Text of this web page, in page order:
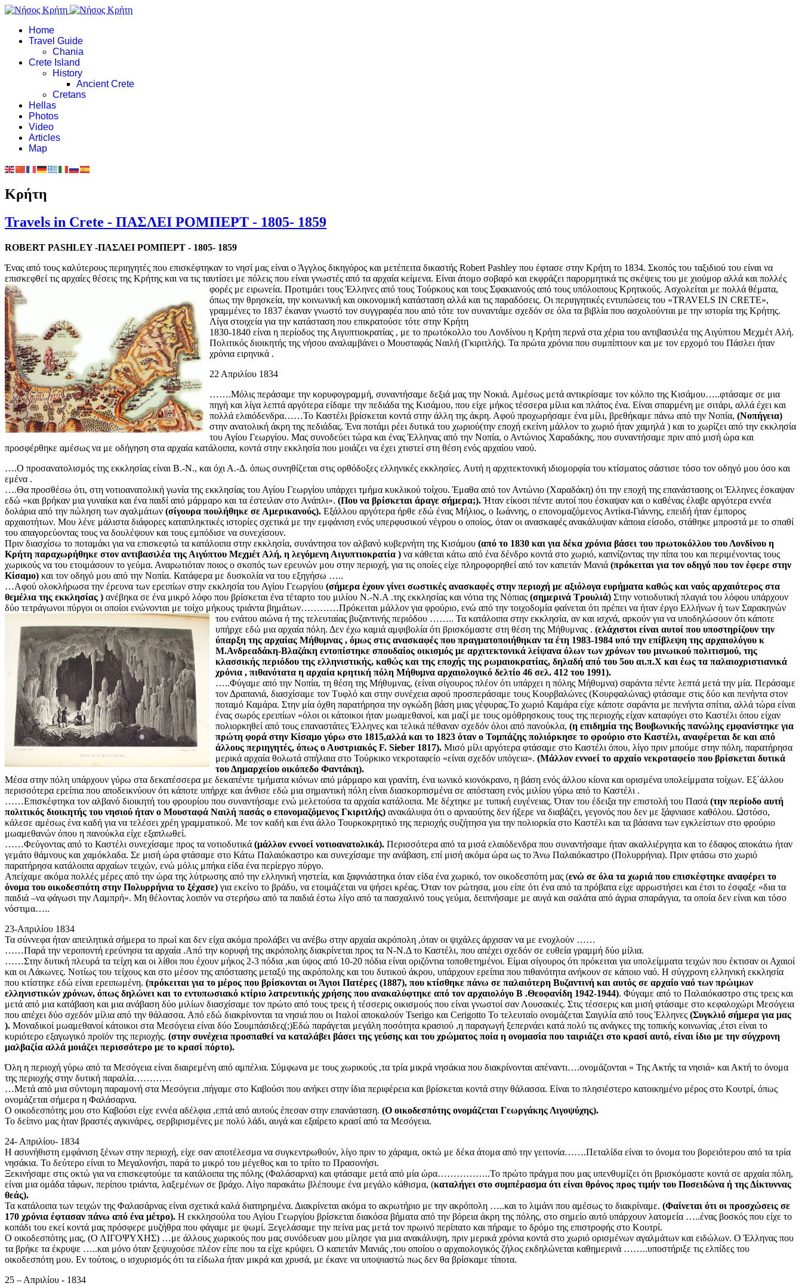
Home
Travel Guide
Chania
Crete Island
History
Ancient Crete
Cretans
Hellas
Photos
Video
Articles
Map
Κρήτη
Travels in Crete - ΠΑΣΛΕΙ ΡΟΜΠΕΡΤ - 1805- 1859
ROBERT PASHLEY -ΠΑΣΛΕΙ ΡΟΜΠΕΡΤ - 1805- 1859
Ένας από τους καλύτερους περιηγητές που επισκέφτηκαν το νησί μας είναι ο Άγγλος δικηγόρος και μετέπειτα δικαστής Robert Pashley που έφτασε στην Κρήτη τo 1834. Σκοπός του ταξιδιού του είναι να
επισκεφθεί τις αρχαίες θέσεις της Κρήτης και να τις ταυτίσει με πόλεις που είναι γνωστές από τα αρχαία κείμενα. Είναι άτομο σοβαρό και εκφράζει παρορμητικά τις σκέψεις του με χιούμορ αλλά και πολλές
φορές με ειρωνεία. Προτιμάει τους Έλληνες από τους Τούρκους και τους Σφακιανούς από τους υπόλοιπους Κρητικούς. Ασχολείται με πολλά θέματα,
όπως την θρησκεία, την κοινωνική και οικονομική κατάσταση αλλά και τις παραδόσεις. Οι περιηγητικές εντυπώσεις του «TRAVELS IN CRETE»,
γραμμένες το 1837 έκαναν γνωστό τον συγγραφέα που από τότε τον συναντάμε σχεδόν σε όλα τα βιβλία που ασχολούνται με την ιστορία της Κρήτης.
Λίγα στοιχεία για την κατάσταση που επικρατούσε τότε στην Κρήτη
1830-1840 είναι η περίοδος της Αιγυπτιοκρατίας , με το πρωτόκολλο του Λονδίνου η Κρήτη περνά στα χέρια του αντιβασιλέα της Αιγύπτου Μεχμέτ Αλή.
Πολιτικός διοικητής της νήσου αναλαμβάνει ο Μουσταφάς Ναιλή (Γκιριτλής). Τα πρώτα χρόνια που συμπίπτουν και με τον ερχομό του Πάσλει ήταν
χρόνια ειρηνικά .
22 Απριλίου 1834
…….Μόλις περάσαμε την κορυφογραμμή, συναντήσαμε δεξιά μας την Νοκιά. Αμέσως μετά αντικρίσαμε τον κόλπο της Κισάμου…..φτάσαμε σε μια
πηγή και λίγα λεπτά αργότερα είδαμε την πεδιάδα της Κισάμου, που είχε μήκος τέσσερα μίλια και πλάτος ένα. Είναι σπαρμένη με σιτάρι, αλλά έχει και
πολλά ελαιόδενδρα……Το Καστέλι βρίσκεται κοντά στην άλλη της άκρη. Αφού προχωρήσαμε ένα μίλι, βρεθήκαμε πάνω από την Νοπία, (Νοπήγεια)
στην ανατολική άκρη της πεδιάδας. Ένα ποτάμι ρέει δυτικά του χωριού(την εποχή εκείνη μάλλον το χωριό ήταν χαμηλά ) και το χωρίζει από την εκκλησία
του Αγίου Γεωργίου. Μας συνοδεύει τώρα και ένας Έλληνας από την Νοπία, ο Αντώνιος Χαραδάκης, που συναντήσαμε πριν από μισή ώρα και
προσφέρθηκε αμέσως να με οδήγηση στα αρχαία κατάλοιπα, κοντά στην εκκλησία που μοιάζει να έχει χτιστεί στη θέση ενός αρχαίου ναού.
….Ο προσανατολισμός της εκκλησίας είναι Β.-Ν., και όχι Α.-Δ. όπως συνηθίζεται στις ορθόδοξες ελληνικές εκκλησίες. Αυτή η αρχιτεκτονική ιδιομορφία του κτίσματος σάστισε τόσο τον οδηγό μου όσο και
εμένα .
….Θα προσθέσω ότι, στη νοτιοανατολική γωνία της εκκλησίας του Αγίου Γεωργίου υπάρχει τμήμα κυκλικού τοίχου. Έμαθα από τον Αντώνιο (Χαραδάκη) ότι την εποχή της επανάστασης οι Έλληνες έσκαψαν
εδώ «και βρήκαν μια γυναίκα και ένα παιδί από μάρμαρο και τα έστειλαν στο Ανάπλι». (Που να βρίσκεται άραγε σήμερα;).Ήταν είκοσι πέντε αυτοί που έσκαψαν και ο καθένας έλαβε αργότερα εννέα
δολάρια από την πώληση των αγαλμάτων (σίγουρα πουλήθηκε σε Αμερικανούς). Εξάλλου αργότερα ήρθε εδώ ένας Μήλιος, ο Ιωάννης, ο επονομαζόμενος Αντίκα-Γιάννης, επειδή ήταν έμπορος
αρχαιοτήτων. Μου λένε μάλιστα διάφορες καταπληκτικές ιστορίες σχετικά με την εμφάνιση ενός υπερφυσικού νέγρου ο οποίος, όταν οι ανασκαφές ανακάλυψαν κάποια είσοδο, στάθηκε μπροστά με το σπαθί
του απαγορεύοντας τους να δουλέψουν και τους εμπόδισε να συνεχίσουν.
Πριν διασχίσω το ποταμάκι για να επισκεφτώ τα κατάλοιπα στην εκκλησία, συνάντησα τον αλβανό κυβερνήτη της Κισάμου (από το 1830 και για δέκα χρόνια βάσει του πρωτοκόλλου του Λονδίνου η
Κρήτη παραχωρήθηκε στον αντιβασιλέα της Αιγύπτου Μεχμέτ Αλή, η λεγόμενη Αιγυπτιοκρατία ) να κάθεται κάτω από ένα δένδρο κοντά στο χωριό, καπνίζοντας την πίπα του και περιμένοντας τους
χωρικούς να του ετοιμάσουν το γεύμα. Αναρωτιόταν ποιος ο σκοπός των ερευνών μου στην περιοχή, για τις οποίες είχε πληροφορηθεί από τον καπετάν Μανιά (πρόκειται για τον οδηγό που τον έφερε στην
Κίσαμο) και τον οδηγό μου από την Νοπία. Κατάφερα με δυσκολία να του εξηγήσω …..
…Αφού ολοκλήρωσα την έρευνα των ερειπίων στην εκκλησία του Αγίου Γεωργίου (σήμερα έχουν γίνει σωστικές ανασκαφές στην περιοχή με αξιόλογα ευρήματα καθώς και ναός αρχαιότερος στα
θεμέλια της εκκλησίας ) ανέβηκα σε ένα μικρό λόφο που βρίσκεται ένα τέταρτο του μιλίου Ν.-Ν.Α .της εκκλησίας και νότια της Νόπιας (σημερινά Τρουλιά) Στην νοτιοδυτική πλαγιά του λόφου υπάρχουν
δύο τετράγωνοι πύργοι οι οποίοι ενώνονται με τοίχο μήκους τριάντα βημάτων…………Πρόκειται μάλλον για φρούριο, ενώ από την τοιχοδομία φαίνεται ότι πρέπει να ήταν έργο Ελλήνων ή των Σαρακηνών
του ενάτου αιώνα ή της τελευταίας βυζαντινής περιόδου …….. Τα κατάλοιπα στην εκκλησία, αν και ισχνά, αρκούν για να υποδηλώσουν ότι κάποτε
υπήρχε εδώ μια αρχαία πόλη. Δεν έχω καμιά αμφιβολία ότι βρισκόμαστε στη θέση της Μήθυμνας . (ελάχιστοι είναι αυτοί που υποστηρίζουν την
ύπαρξη της αρχαίας Μήθυμνας , όμως στις ανασκαφές που πραγματοποιήθηκαν τα έτη 1983-1984 υπό την επίβλεψη της αρχαιολόγου κ
Μ.Ανδρεαδάκη-Βλαζάκη εντοπίστηκε σπουδαίος οικισμός με αρχιτεκτονικά λείψανα όλων των χρόνων του μινωικού πολιτισμού, της
κλασσικής περιόδου της ελληνιστικής, καθώς και της εποχής της ρωμαιοκρατίας, δηλαδή από του 5ου αι.π.Χ και έως τα παλαιοχριστιανικά
χρόνια , πιθανότατα η αρχαία κρητική πόλη Μήθυμνα αρχαιολογικό δελτίο 46 σελ. 412 του 1991).
…..Φύγαμε από την Νοπία, τη θέση της Μήθυμνας, (είναι σίγουρος πλέον ότι υπάρχει η πόλης Μήθυμνα) σαράντα πέντε λεπτά μετά την μία. Περάσαμε
τον Δραπανιά, διασχίσαμε τον Τυφλό και στην συνέχεια αφού προσπεράσαμε τους Κουρβαλώνες (Κουρφαλώνας) φτάσαμε στις δύο και πενήντα στον
ποταμό Καμάρα. Στην μία όχθη παρατήρησα την ογκώδη βάση μιας γέφυρας.Το χωριό Καμάρα είχε κάποτε σαράντα με πενήντα σπίτια, αλλά τώρα είναι
ένας σωρός ερειπίων «όλοι οι κάτοικοι ήταν μωαμεθανοί, και μαζί με τους ομόθρησκους τους της περιοχής είχαν καταφύγει στο Καστέλι όπου είχαν
πολιορκηθεί από τους επαναστάτες Έλληνες και τελικά πέθαναν σχεδόν όλοι από πανούκλα, (η επιδημία της Βουβωνικής πανώλης εμφανίστηκε για
πρώτη φορά στην Κίσαμο γύρω στο 1815,αλλά και το 1823 όταν ο Τομπάζης πολιόρκησε το φρούριο στο Καστέλι, αναφέρεται δε και από
άλλους περιηγητές, όπως ο Αυστριακός F. Sieber 1817). Μισό μίλι αργότερα φτάσαμε στο Καστέλι όπου, λίγο πριν μπούμε στην πόλη, παρατήρησα
μερικά αρχαία θολωτά σπήλαια στο Τούρκικο νεκροταφείο «είναι σχεδόν υπόγεια». (Μάλλον εννοεί το αρχαίο νεκροταφείο που βρίσκεται δυτικά
του Δημαρχείου οικόπεδο Φαντάκη).
Μέσα στην πόλη υπάρχουν γύρω στα δεκατέσσερα με δεκαπέντε τμήματα κιόνων από μάρμαρο και γρανίτη, ένα ιωνικό κιονόκρανο, η βάση ενός άλλου κίονα και ορισμένα υπολείμματα τοίχων. Εξ΄άλλου
περισσότερα ερείπια που αποδεικνύουν ότι κάποτε υπήρχε και άνθισε εδώ μια σημαντική πόλη είναι διασκορπισμένα σε απόσταση ενός μιλίου γύρω από το Καστέλι .
……Επισκέφτηκα τον αλβανό διοικητή του φρουρίου που συναντήσαμε ενώ μελετούσα τα αρχαία κατάλοιπα. Με δέχτηκε με τυπική ευγένειας. Όταν του έδειξα την επιστολή του Πασά (την περίοδο αυτή
πολιτικός διοικητής του νησιού ήταν ο Μουσταφά Ναιλή πασάς ο επονομαζόμενος Γκιριτλής) ανακάλυψα ότι ο αρναούτης δεν ήξερε να διαβάζει, γεγονός που δεν με ξάφνιασε καθόλου. Ωστόσο,
κάλεσε αμέσως ένα καδή για να τελέσει χρέη γραμματικού. Με τον καδή και ένα άλλο Τουρκοκρητικό της περιοχής συζήτησα για την πολιορκία στο Καστέλι και τα βάσανα των εγκλείστων στο φρούριο
μωαμεθανών όπου η πανούκλα είχε εξαπλωθεί.
……Φεύγοντας από το Καστέλι συνεχίσαμε προς τα νοτιοδυτικά (μάλλον εννοεί νοτιοανατολικά). Περισσότερα από τα μισά ελαιόδενδρα που συναντήσαμε ήταν ακαλλιέργητα και το έδαφος αποκάτω ήταν
γεμάτο θάμνους και χαμόκλαδα. Σε μισή ώρα φτάσαμε στο Κάτω Παλαιόκαστρο και συνεχίσαμε την ανάβαση, επί μισή ακόμα ώρα ως το Άνω Παλαιόκαστρο (Πολυρρήνια). Πριν φτάσω στο χωριό
παρατήρησα κατάλοιπα αρχαίων τειχών, ενώ μόλις μπήκα είδα ένα περίεργο πύργο.
Απείχαμε ακόμα πολλές μέρες από την ώρα της λύτρωσης από την ελληνική νηστεία, και ξαφνιάστηκα όταν είδα ένα χωρικό, τον οικοδεσπότη μας (ενώ σε όλα τα χωριά που επισκέφτηκε αναφέρει το
όνομα του οικοδεσπότη στην Πολυρρήνια το ξέχασε) για εκείνο το βράδυ, να ετοιμάζεται να ψήσει κρέας. Όταν τον ρώτησα, μου είπε ότι ένα από τα πρόβατα είχε αρρωστήσει και έτσι το έσφαξε «δια τα
παιδιά –να φάγωσι την Λαμπρή». Μη θέλοντας λοιπόν να στερήσω από τα παιδιά έστω λίγο από τα πασχαλινό τους γεύμα, δειπνήσαμε με αυγά και σαλάτα από άγρια σπαράγγια, τα οποία δεν είναι και τόσο
νόστιμα…..
23-Απριλίου 1834
Τα σύννεφα ήταν απειλητικά σήμερα το πρωί και δεν είχα ακόμα προλάβει να ανέβω στην αρχαία ακρόπολη ,όταν οι ψιχάλες άρχισαν να με ενοχλούν ……
……Παρά την νεροποντή ερεύνησα τα αρχαία .Από την κορυφή της ακρόπολης διακρίνεται προς τα Ν-Ν.Δ το Καστέλι, που απέχει σχεδόν σε ευθεία γραμμή δύο μίλια.
……Στην δυτική πλευρά τα τείχη και οι λίθοι που έχουν μήκος 2-3 πόδια ,και ύψος από 10-20 πόδια είναι οριζόντια τοποθετημένοι. Είμαι σίγουρος ότι πρόκειται για υπολείμματα τειχών που έκτισαν οι Αχαιοί
και οι Λάκωνες. Νοτίως του τείχους και στο μέσον της απόστασης μεταξύ της ακρόπολης και του δυτικού άκρου, υπάρχουν ερείπια που πιθανότητα ανήκουν σε κάποιο ναό. Η σύγχρονη ελληνική εκκλησία
που κτίστηκε εδώ είναι ερειπωμένη. (πρόκειται για το μέρος που βρίσκονται οι Άγιοι Πατέρες (1887), που κτίσθηκε πάνω σε παλαιότερη Βυζαντινή και αυτός σε αρχαίο ναό των πρώιμων
ελληνιστικών χρόνων, όπως δηλώνει και το εντυπωσιακό κτίριο λατρευτικής χρήσης που ανακαλύφτηκε από τον αρχαιολόγο Β .Θεοφανίδη 1942-1944). Φύγαμε από το Παλαιόκαστρο στις τρεις και
μετά από μια κατάβαση και μια ανάβαση δύο μιλίων διασχίσαμε τον πρώτο από τους τρεις ή τέσσερις οικισμούς που είναι γνωστοί σαν Λουσακιές. Στις τέσσερις και μισή φτάσαμε στο κεφαλοχώρι Μεσόγεια
που απέχει δύο σχεδόν μίλια από την θάλασσα. Από εδώ διακρίνονται τα νησιά που οι Ιταλοί αποκαλούν Tserigo και Cerigotto Το τελευταίο ονομάζεται Σαιγιλία από τους Έλληνες (Συγκλιό σήμερα για μας
). Μοναδικοί μωαμεθανοί κάτοικοι στα Μεσόγεια είναι δύο Σουμπάσιδες(;)Εδώ παράγεται μεγάλη ποσότητα κρασιού ,η παραγωγή ξεπερνάει κατά πολύ τις ανάγκες της τοπικής κοινωνίας ,έτσι είναι το
κυριότερο εξαγωγικό προϊόν της περιοχής. (στην συνέχεια προσπαθεί να καταλάβει βάσει της γεύσης και του χρώματος ποία η ονομασία που ταιριάζει στο κρασί αυτό, είναι ίδιο με την σύγχρονη
μαλβαζία αλλά μοιάζει περισσότερο με το κρασί πόρτο).
Όλη η περιοχή γύρω από τα Μεσόγεια είναι διαιρεμένη από αμπέλια. Σύμφωνα με τους χωρικούς ,τα τρία μικρά νησάκια που διακρίνονται απέναντι….ονομάζονται « Της Ακτής τα νησιά» και Ακτή το όνομα
της περιοχής στην δυτική παραλία…………
…Μετά από μια σύντομη παραμονή στα Μεσόγεια ,πήγαμε στο Καβούσι που ανήκει στην ίδια περιφέρεια και βρίσκεται κοντά στην θάλασσα. Είναι το πλησιέστερο κατοικημένο μέρος στο Κουτρί, όπως
ονομάζεται σήμερα η Φαλάσαρνα.
Ο οικοδεσπότης μου στο Καβούσι είχε εννέα αδέλφια ,επτά από αυτούς έπεσαν στην επανάσταση. (Ο οικοδεσπότης ονομάζεται Γεωργάκης Λιγοψύχης).
Το δείπνο μας ήταν βραστές αγκινάρες, σερβιρισμένες με πολύ λάδι, αυγά και εξαίρετο κρασί από τα Μεσόγεια.
24- Απριλίου- 1834
Η ασυνήθιστη εμφάνιση ξένων στην περιοχή, είχε σαν αποτέλεσμα να συγκεντρωθούν, λίγο πριν το χάραμα, οκτώ με δέκα άτομα από την γειτονία…….Πεταλίδα είναι το όνομα του βορειότερου από τα τρία
νησάκια. Το δεύτερο είναι το Μεγαλονήσι, παρά το μικρό του μέγεθος και το τρίτο το Πρασονήσι.
Ξεκινήσαμε στις οκτώ για να επισκεφτούμε τα κατάλοιπα της πόλης (Φαλάσαρνα) και φτάσαμε μετά από μία ώρα……………..Το πρώτο πράγμα που μας υπενθυμίζει ότι βρισκόμαστε κοντά σε αρχαία πόλη,
είναι μια ομάδα τάφων, περίπου τριάντα, λαξεμένων σε βράχο. Λίγο παρακάτω βλέπουμε ένα μεγάλο κάθισμα, (καταλήγει στο συμπέρασμα ότι είναι θρόνος προς τιμήν του Ποσειδώνα ή της Δίκτυννας
θεάς).
Τα κατάλοιπα των τειχών της Φαλασάρνας είναι σχετικά καλά διατηρημένα. Διακρίνεται ακόμα το ακρωτήριο με την ακρόπολη …..και το λιμάνι που αμέσως το διακρίναμε. (Φαίνεται ότι οι προσχώσεις σε
170 χρόνια έφτασαν πάνω από ένα μέτρο). Η εκκλησούλα του Αγίου Γεωργίου βρίσκεται διακόσα βήματα από την βόρεια άκρη της πόλης, στο σημείο αυτό υπάρχουν λατομεία …..ένας βοσκός που είχε το
κοπάδι του εκεί κοντά μας πρόσφερε μυζήθρα που φάγαμε με ψωμί. Ξεγελάσαμε την πείνα μας μετά τον πρωινό περίπατο και πήραμε το δρόμο της επιστροφής στο Κουτρί.
Ο οικοδεσπότης μας, (Ο ΛΙΓΟΨΥΧΗΣ) …με άλλους χωρικούς που μας συνόδευαν μου μίλησε για μια ανακάλυψη, πριν μερικά χρόνια κοντά στο χωριό ορισμένων αγαλμάτων και ειδώλων. Ο Έλληνας που
τα βρήκε τα έκρυψε …..και μόνο όταν ξεψυχούσε πλέον είπε που τα είχε κρύψει. Ο καπετάν Μανιάς ,του οποίου ο αρχαιολογικός ζήλος εκδηλώνεται καθημερινά ……..υποστήριξε τις ελπίδες του
οικοδεσπότη μου. Εν τούτοις, ο ισχυρισμός ότι τα είδωλα ήταν μικρά και χρυσά, με έκανε να υποψιαστώ πως δεν θα βρίσκαμε τίποτα.
25 – Απριλίου - 1834